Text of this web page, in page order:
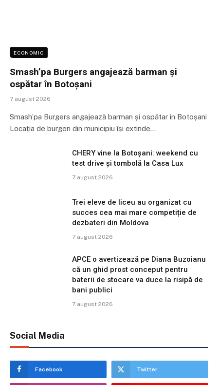
ECONOMIC
Smash’pa Burgers angajează barman și
ospătar în Botoșani
7 august 2026
Smash’pa Burgers angajează barman și ospătar în Botoșani
Locația de burgeri din municipiu își extinde…
CHERY vine la Botoșani: weekend cu
test drive și tombolă la Casa Lux
7 august 2026
Trei eleve de liceu au organizat cu
succes cea mai mare competiție de
dezbateri din Moldova
7 august 2026
APCE o avertizează pe Diana Buzoianu
că un ghid prost conceput pentru
baterii de stocare va duce la risipă de
bani publici
7 august 2026
Social Media
Facebook Twitter